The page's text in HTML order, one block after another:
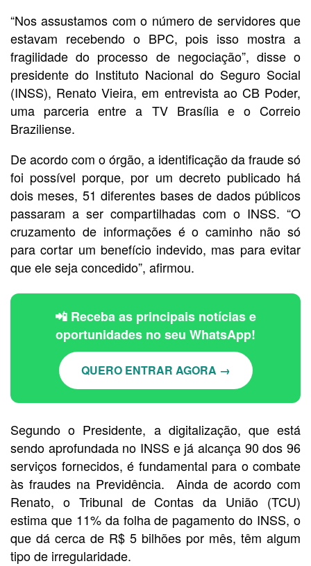
“Nos assustamos com o número de servidores que
estavam recebendo o BPC, pois isso mostra a
fragilidade do processo de negociação”, disse o
presidente do Instituto Nacional do Seguro Social
(INSS), Renato Vieira, em entrevista ao CB Poder,
uma parceria entre a TV Brasília e o Correio
Braziliense.
De acordo com o órgão, a identificação da fraude só
foi possível porque, por um decreto publicado há
dois meses, 51 diferentes bases de dados públicos
passaram a ser compartilhadas com o INSS. “O
cruzamento de informações é o caminho não só
para cortar um benefício indevido, mas para evitar
que ele seja concedido”, afirmou.
📲 Receba as principais notícias e
oportunidades no seu WhatsApp!
QUERO ENTRAR AGORA →
Segundo o Presidente, a digitalização, que está
sendo aprofundada no INSS e já alcança 90 dos 96
serviços fornecidos, é fundamental para o combate
às fraudes na Previdência. Ainda de acordo com
Renato, o Tribunal de Contas da União (TCU)
estima que 11% da folha de pagamento do INSS, o
que dá cerca de R$ 5 bilhões por mês, têm algum
tipo de irregularidade.